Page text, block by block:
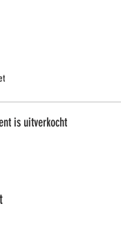
is uitverkocht